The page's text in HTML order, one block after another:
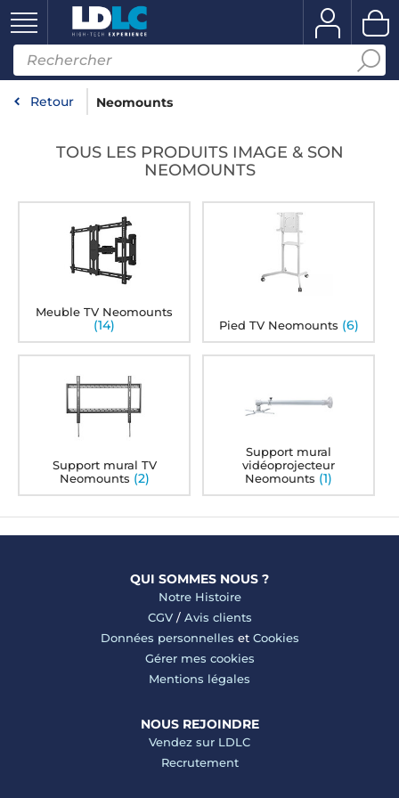
Retour Neomounts
TOUS LES PRODUITS IMAGE & SON
NEOMOUNTS
Meuble TV Neomounts
(14) Pied TV Neomounts (6)
Support mural TV
Neomounts (2)
Support mural
vidéoprojecteur
Neomounts (1)
QUI SOMMES NOUS ?
Notre Histoire
CGV/ Avis clients
Données personnelles et Cookies
Gérer mes cookies
Mentions légales
NOUS REJOINDRE
Vendez sur LDLC
Recrutement